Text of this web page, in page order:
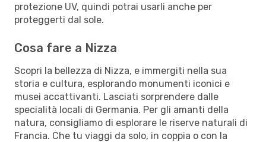
protezione UV, quindi potrai usarli anche per
proteggerti dal sole.
Cosa fare a Nizza
Scopri la bellezza di Nizza, e immergiti nella sua
storia e cultura, esplorando monumenti iconici e
musei accattivanti. Lasciati sorprendere dalle
specialità locali di Germania. Per gli amanti della
natura, consigliamo di esplorare le riserve naturali di
Francia. Che tu viaggi da solo, in coppia o con la